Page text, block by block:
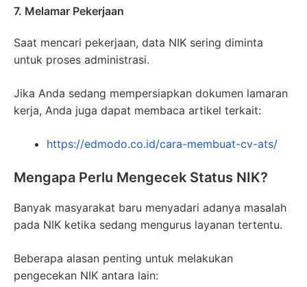
7. Melamar Pekerjaan
Saat mencari pekerjaan, data NIK sering diminta
untuk proses administrasi.
Jika Anda sedang mempersiapkan dokumen lamaran
kerja, Anda juga dapat membaca artikel terkait:
https://edmodo.co.id/cara-membuat-cv-ats/
Mengapa Perlu Mengecek Status NIK?
Banyak masyarakat baru menyadari adanya masalah
pada NIK ketika sedang mengurus layanan tertentu.
Beberapa alasan penting untuk melakukan
pengecekan NIK antara lain: